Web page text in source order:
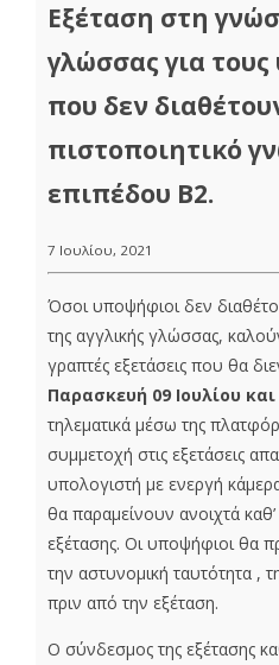
Εξέταση στη
γλώσσας για
που δεν
πιστοποιητικό
επιπέδου Β2.
7 Ιουλίου, 2021
Όσοι υποψήφιοι δεν
της αγγλικής γλώσσας,
γραπτές εξετάσεις που θα
Παρασκευή 09 Ιουλίου
τηλεματικά μέσω της
συμμετοχή στις εξετάσεις
υπολογιστή με ενεργή
θα παραμείνουν ανοιχτά καθ’
εξέτασης. Οι υποψήφιοι θα
την αστυνομική ταυτότητα ,
πριν από την εξέταση.
Ο σύνδεσμος της εξέτασης